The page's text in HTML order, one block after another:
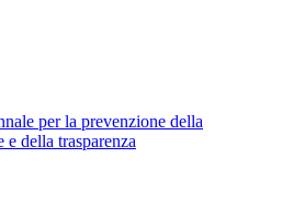
per la prevenzione della
e della trasparenza